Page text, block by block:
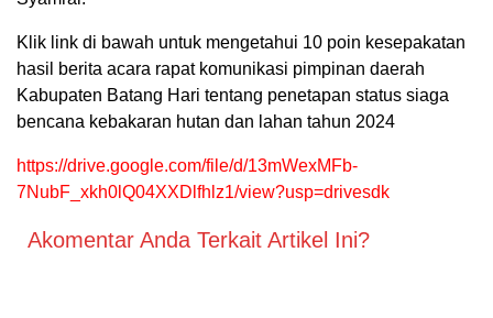
Klik link di bawah untuk mengetahui 10 poin kesepakatan
hasil berita acara rapat komunikasi pimpinan daerah
Kabupaten Batang Hari tentang penetapan status siaga
bencana kebakaran hutan dan lahan tahun 2024
https://drive.google.com/file/d/13mWexMFb-
7NubF_xkh0lQ04XXDlfhlz1/view?usp=drivesdk
Akomentar Anda Terkait Artikel Ini?